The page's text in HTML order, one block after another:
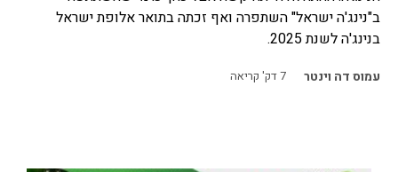
ב"נינג'ה ישראל" השתפרה ואף זכתה בתואר אלופת ישראל
בנינג'ה לשנת 2025.
עמוס דה וינטר 7דק' קריאה